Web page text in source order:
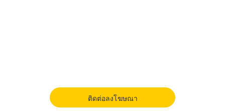
ติดต่อลงโฆษณา